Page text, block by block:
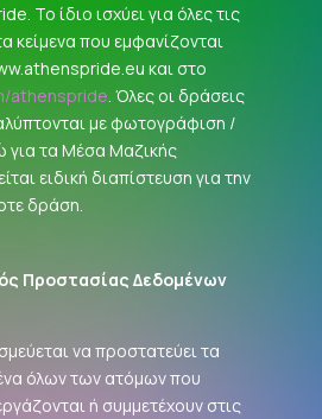
Το ίδιο ισχύει για όλες τις
κείμενα που εμφανίζονται
και στο
athenspride. Όλες οι δράσεις
με φωτογράφιση /
για τα Μέσα Μαζικής
ειδική διαπίστευση για την
δράση.
Προστασίας Δεδομένων
να προστατεύει τα
όλων των ατόμων που
ή συμμετέχουν στις